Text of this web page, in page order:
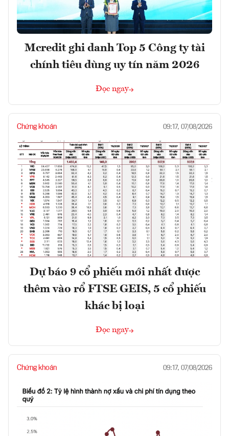
Mcredit ghi danh Top 5 Công ty tài
chính tiêu dùng uy tín năm 2026
Đọc ngay
Chứng khoán 09:17, 07/08/2026
Dự báo 9 cổ phiếu mới nhất được
thêm vào rổ FTSE GEIS, 5 cổ phiếu
khác bị loại
Đọc ngay
Chứng khoán 09:17, 07/08/2026